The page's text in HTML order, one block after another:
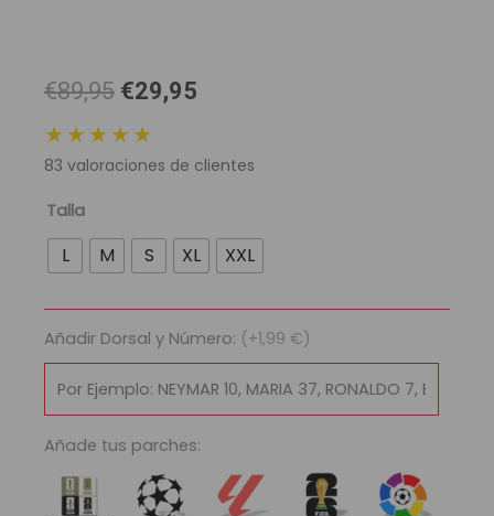
€89,95 El
original
era:
€29,95
es:
★★★★★
83 valoraciones de clientes
Talla
L M S XL XXL
Añadir Dorsal y Número: (+1,99 €)
Añade tus parches:
Camiseta
Retro
Atlético
Madrid
2004/05
cantidad